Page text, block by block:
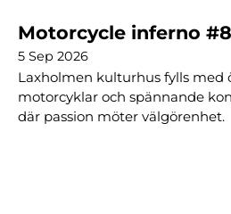
Motorcycle inferno #8
5 Sep 2026
Laxholmen kulturhus fylls med
motorcyklar och spännande
där passion möter välgörenhet.